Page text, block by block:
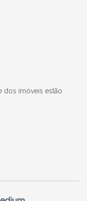
dos imóveis estão